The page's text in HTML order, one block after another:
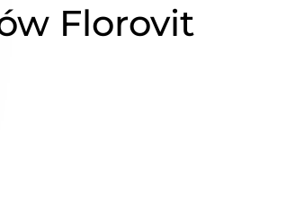
Florovit